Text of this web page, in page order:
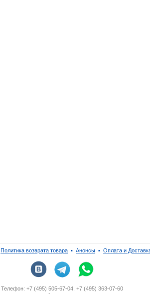
Политика возврата товара ▪ Анонсы ▪ Оплата и
Телефон: +7 (495) 505-67-04, +7 (495) 363-07-60